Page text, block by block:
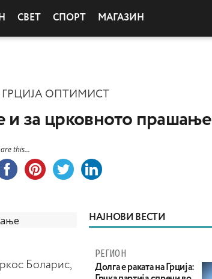
СВЕТ СПОРТ МАГАЗИН
ОПТИМИСТ
и за црковното прашање
this...
Боларис,
НАЈНОВИ ВЕСТИ
РЕГИОН
Долга е раката на Грција: